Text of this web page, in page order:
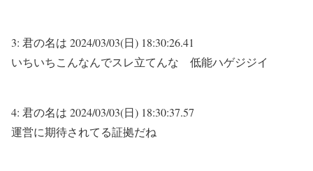
3: 君の名は 2024/03/03(日) 18:30:26.41
いちいちこんなんでスレ立てんな 低能ハゲジジイ
4: 君の名は 2024/03/03(日) 18:30:37.57
運営に期待されてる証拠だね